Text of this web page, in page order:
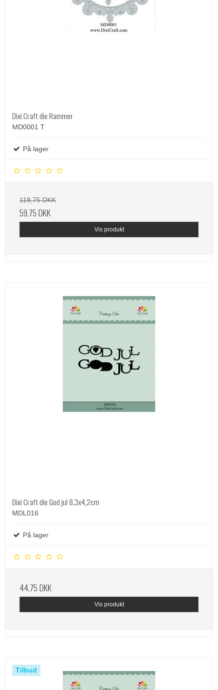
Dixi Craft die Rammer
MD0001 T
På lager
119,75 DKK
59,75 DKK
Vis produkt
Dixi Craft die God jul 8,3x4,2cm
MDL016
På lager
44,75 DKK
Vis produkt
Tilbud